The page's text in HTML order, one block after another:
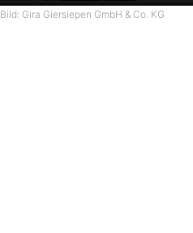
Bild: Gira Giersiepen GmbH & Co. KG